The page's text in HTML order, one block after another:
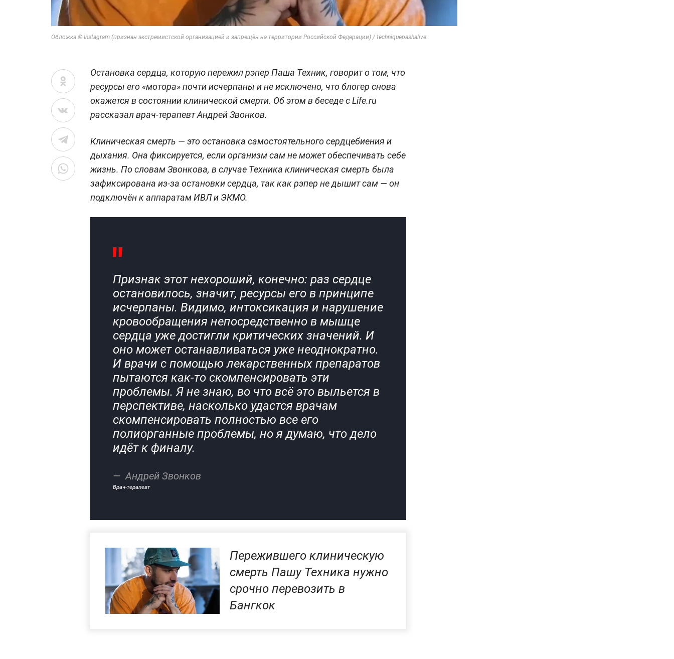
Обложка © Instagram (признан экстремистской организацией и запрещён на территории Российской Федерации) / techniquepashalive
Остановка сердца, которую пережил рэпер Паша Техник, говорит о том, что
ресурсы его «мотора» почти исчерпаны и не исключено, что блогер снова
окажется в состоянии клинической смерти. Об этом в беседе с Life.ru
рассказал врач-терапевт Андрей Звонков.
Клиническая смерть — это остановка самостоятельного сердцебиения и
дыхания. Она фиксируется, если организм сам не может обеспечивать себе
жизнь. По словам Звонкова, в случае Техника клиническая смерть была
зафиксирована из-за остановки сердца, так как рэпер не дышит сам — он
подключён к аппаратам ИВЛ и ЭКМО.
Признак этот нехороший, конечно: раз сердце
остановилось, значит, ресурсы его в принципе
исчерпаны. Видимо, интоксикация и нарушение
кровообращения непосредственно в мышце
сердца уже достигли критических значений. И
оно может останавливаться уже неоднократно.
И врачи с помощью лекарственных препаратов
пытаются как-то скомпенсировать эти
проблемы. Я не знаю, во что всё это выльется в
перспективе, насколько удастся врачам
скомпенсировать полностью все его
полиорганные проблемы, но я думаю, что дело
идёт к финалу.
Андрей Звонков
Врач-терапевт
Пережившего клиническую
смерть Пашу Техника нужно
срочно перевозить в
Бангкок